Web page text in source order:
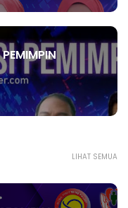
LIHAT SEMUA